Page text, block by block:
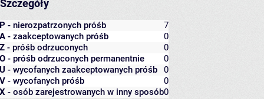
Szczegóły
P - nierozpatrzonych próśb
7
A - zaakceptowanych próśb
0
Z - próśb odrzuconych
0
O - próśb odrzuconych permanentnie
0
U - wycofanych zaakceptowanych próśb
0
V - wycofanych próśb
0
X - osób zarejestrowanych w inny sposób0